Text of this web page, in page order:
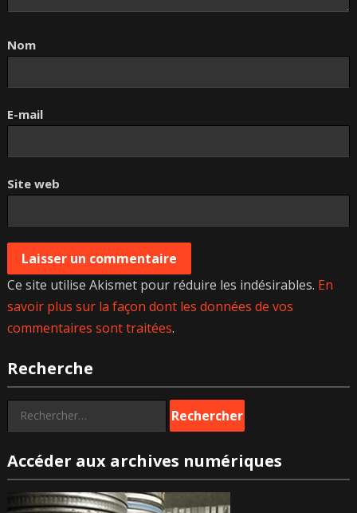
Nom
E-mail
Site web
Ce site utilise Akismet pour réduire les indésirables. En
savoir plus sur la façon dont les données de vos
commentaires sont traitées.
Recherche
Rechercher :
Accéder aux archives numériques